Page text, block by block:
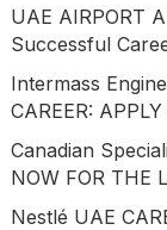
UAE AIRPORT
Successful
Intermass
CAREER:
Canadian
NOW FOR THE
Nestlé UAE